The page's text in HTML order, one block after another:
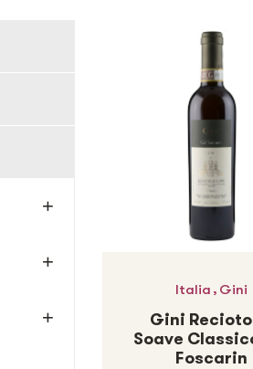
Italia , Gini
Gini
Soave
Foscarin